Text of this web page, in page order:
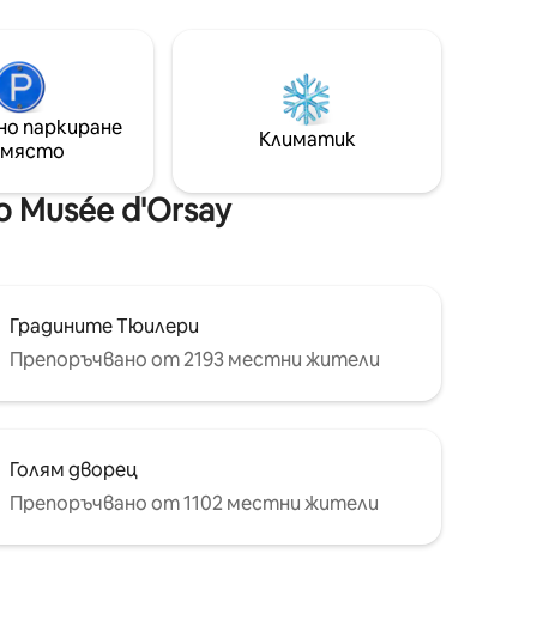
с
и
Ако искате да направите фотосесия
в апартамента, любезно ви молим да
ни уведомите предварително.
паркиране
място
Климатик
Musée d'Orsay
Градините Тюилери
Препоръчвано от 2193 местни жители
Голям дворец
Препоръчвано от 1102 местни жители